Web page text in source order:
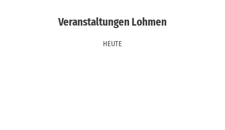
Veranstaltungen Lohmen
HEUTE